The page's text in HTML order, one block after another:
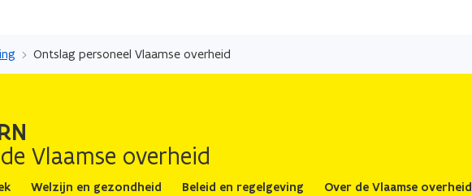
naar
Ontslag personeel Vlaamse overheid
Vlaamse overheid
Welzijn en gezondheid Beleid en regelgeving Over de Vlaamse overheid